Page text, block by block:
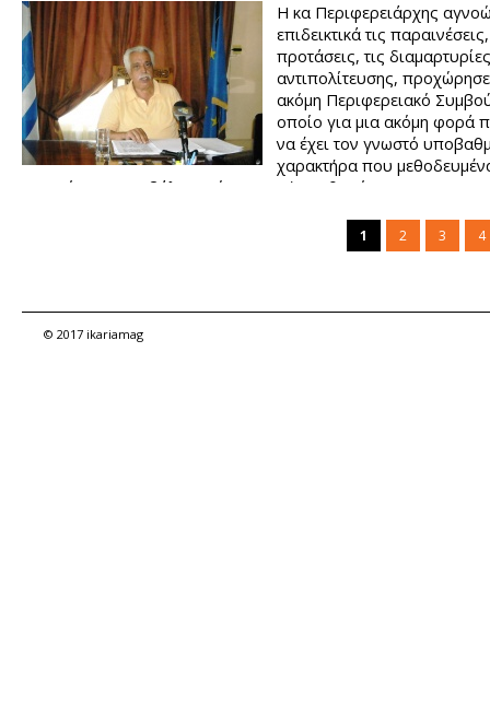
Η κα Περιφερειάρχης
επιδεικτικά τις
προτάσεις, τις
αντιπολίτευσης,
ακόμη Περιφερειακό
οποίο για μια ακόμη φορά
να έχει τον γνωστό
χαρακτήρα που
φροντίσει να επιβάλει από την αρχή της θητείας της.
1 2 3 4
© 2017 ikariamag